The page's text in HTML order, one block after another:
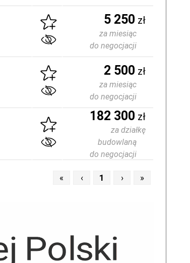
5 250 zł
za miesiąc
do negocjacji
2 500 zł
za miesiąc
do negocjacji
182 300 zł
za działkę
budowlaną
do negocjacji
« ‹ 1 › »